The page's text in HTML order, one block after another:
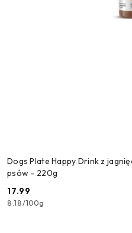
Dogs Plate Happy Drink z
psów - 220g
Cena:
17.99
8.18/100g